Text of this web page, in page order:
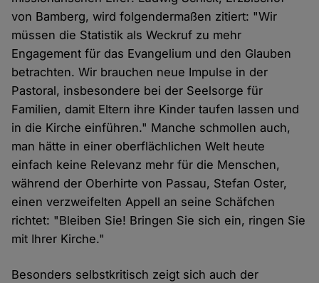
von Bamberg, wird folgendermaßen zitiert: "Wir
müssen die Statistik als Weckruf zu mehr
Engagement für das Evangelium und den Glauben
betrachten. Wir brauchen neue Impulse in der
Pastoral, insbesondere bei der Seelsorge für
Familien, damit Eltern ihre Kinder taufen lassen und
in die Kirche einführen." Manche schmollen auch,
man hätte in einer oberflächlichen Welt heute
einfach keine Relevanz mehr für die Menschen,
während der Oberhirte von Passau, Stefan Oster,
einen verzweifelten Appell an seine Schäfchen
richtet: "Bleiben Sie! Bringen Sie sich ein, ringen Sie
mit Ihrer Kirche."
Besonders selbstkritisch zeigt sich auch der